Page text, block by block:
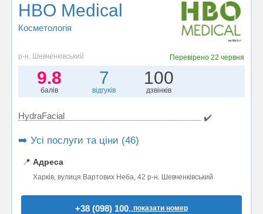
HBO Medical
Косметологія
р-н. Шевченківський Перевірено22 червня
9.8
балів
7
відгуків
100
дзвінків
HydraFacial ✔️
➡️ Усі послуги та ціни (46)
📍 Адреса
Харків, вулиця Вартових Неба, 42 р-н. Шевченківський
+38 (098) 100..показати номер